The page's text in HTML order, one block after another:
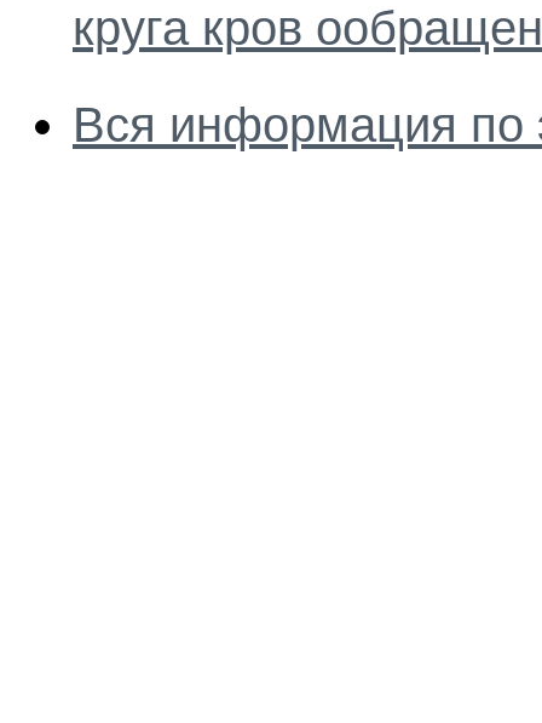
круга кров
Вся информация по